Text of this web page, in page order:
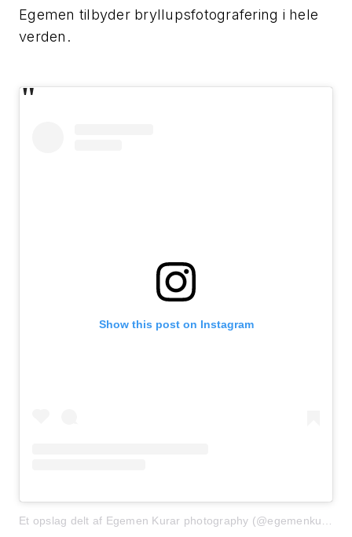
Egemen tilbyder bryllupsfotografering i hele
verden.
Show this post on Instagram
Et opslag delt af Egemen Kurar photography (@egemenkurar)